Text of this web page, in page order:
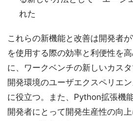
れた
これらの新機能と改善は開発者
を使用する際の効率と利便性を
に、ワークベンチの新しいカス
開発環境のユーザエクスペリエ
に役立つ。また、Python拡張機
開発者にとって開発生産性の向